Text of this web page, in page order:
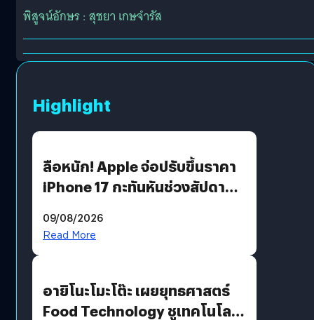
พิสูจน์อักษร : สุชยา เกษจำรัส
Highlight
ลือหนัก! Apple จ่อปรับขึ้นราคา
iPhone 17 กะทันหันช่วงสัปดาห์ที่
09/08/2026
Read More
อายิโนะโมะโต๊ะ เผยยุทธศาสตร์
Food Technology ชูเทคโนโลยี